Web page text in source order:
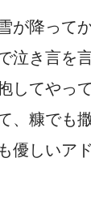
が降って
泣き言を
してやっ
、糠でも
優しいア